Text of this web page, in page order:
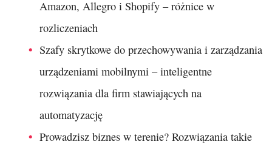
Amazon, Allegro i Shopify – różnice w
rozliczeniach
Szafy skrytkowe do przechowywania i zarządzania
urządzeniami mobilnymi – inteligentne
rozwiązania dla firm stawiających na
automatyzację
Prowadzisz biznes w terenie? Rozwiązania takie